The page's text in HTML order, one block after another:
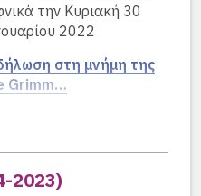
την Κυριακή 30
2022
στη μνήμη της
Grimm…
2023)